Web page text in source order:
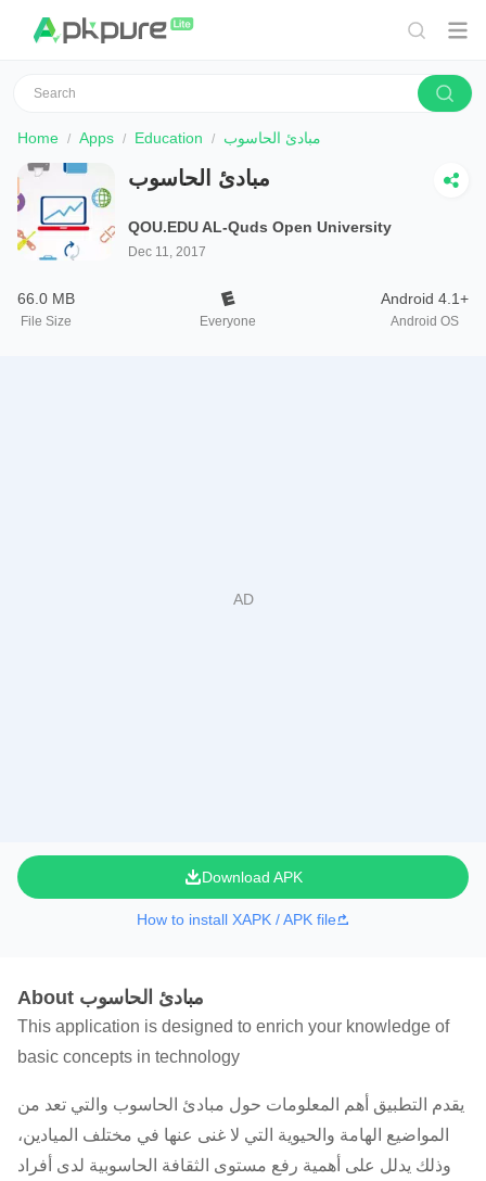
Home Apps Education مبادئ الحاسوب
مبادئ الحاسوب
QOU.EDU AL-Quds Open University
Dec 11, 2017
66.0 MB
File Size Everyone
Android 4.1+
Android OS
Download APK
How to install XAPK / APK file
About مبادئ الحاسوب
This application is designed to enrich your knowledge of
basic concepts in technology
يقدم التطبيق أهم المعلومات حول مبادئ الحاسوب والتي تعد من
المواضيع الهامة والحيوية التي لا غنى عنها في مختلف الميادين،
وذلك يدلل على أهمية رفع مستوى الثقافة الحاسوبية لدى أفراد